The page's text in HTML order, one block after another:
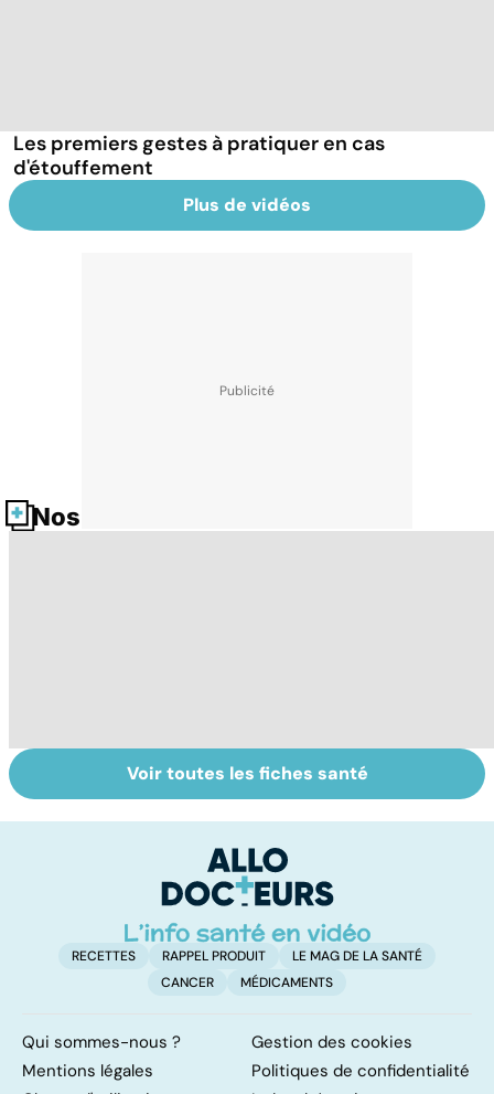
Les premiers gestes à pratiquer en cas
d'étouffement
Plus de vidéos
Nos fiches santé
Faire du sport à
domicile, c'est
Don de gamètes :
le pour et le
levée de
l'anonymat
Voir toutes les fiches santé
RECETTES RAPPEL PRODUIT
LE MAG DE LA SANTÉ
CANCER
MÉDICAMENTS
Qui sommes-nous ?
Gestion des cookies
Mentions légales
Politiques de confidentialité